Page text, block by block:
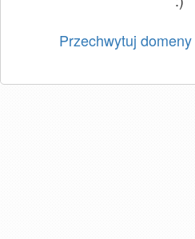
Przechwytuj domeny